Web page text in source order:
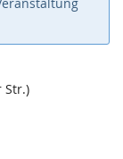
Str.)